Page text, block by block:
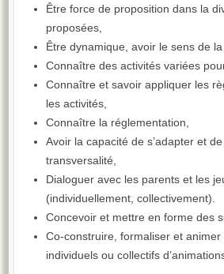
Être force de proposition dans la
proposées,
Être dynamique, avoir le sens de la
Connaître des activités variées
Connaître et savoir appliquer les
les activités,
Connaître la réglementation,
Avoir la capacité de s’adapter et
transversalité,
Dialoguer avec les parents et les
(individuellement, collectivement).
Concevoir et mettre en forme des
Co-construire, formaliser et animer
individuels ou collectifs